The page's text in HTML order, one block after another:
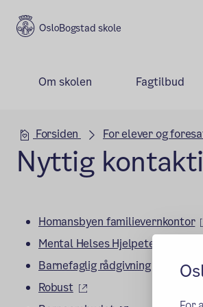
Bogstad skole
Om skolen Fagtilbud
Hovedseksjon
Forsiden For elever og
Nyttig
Homansbyen familievernkontor
Mental Helses Hjelpetelefon
Barnefaglig rådgivning
Robust
(ekstern lenke)